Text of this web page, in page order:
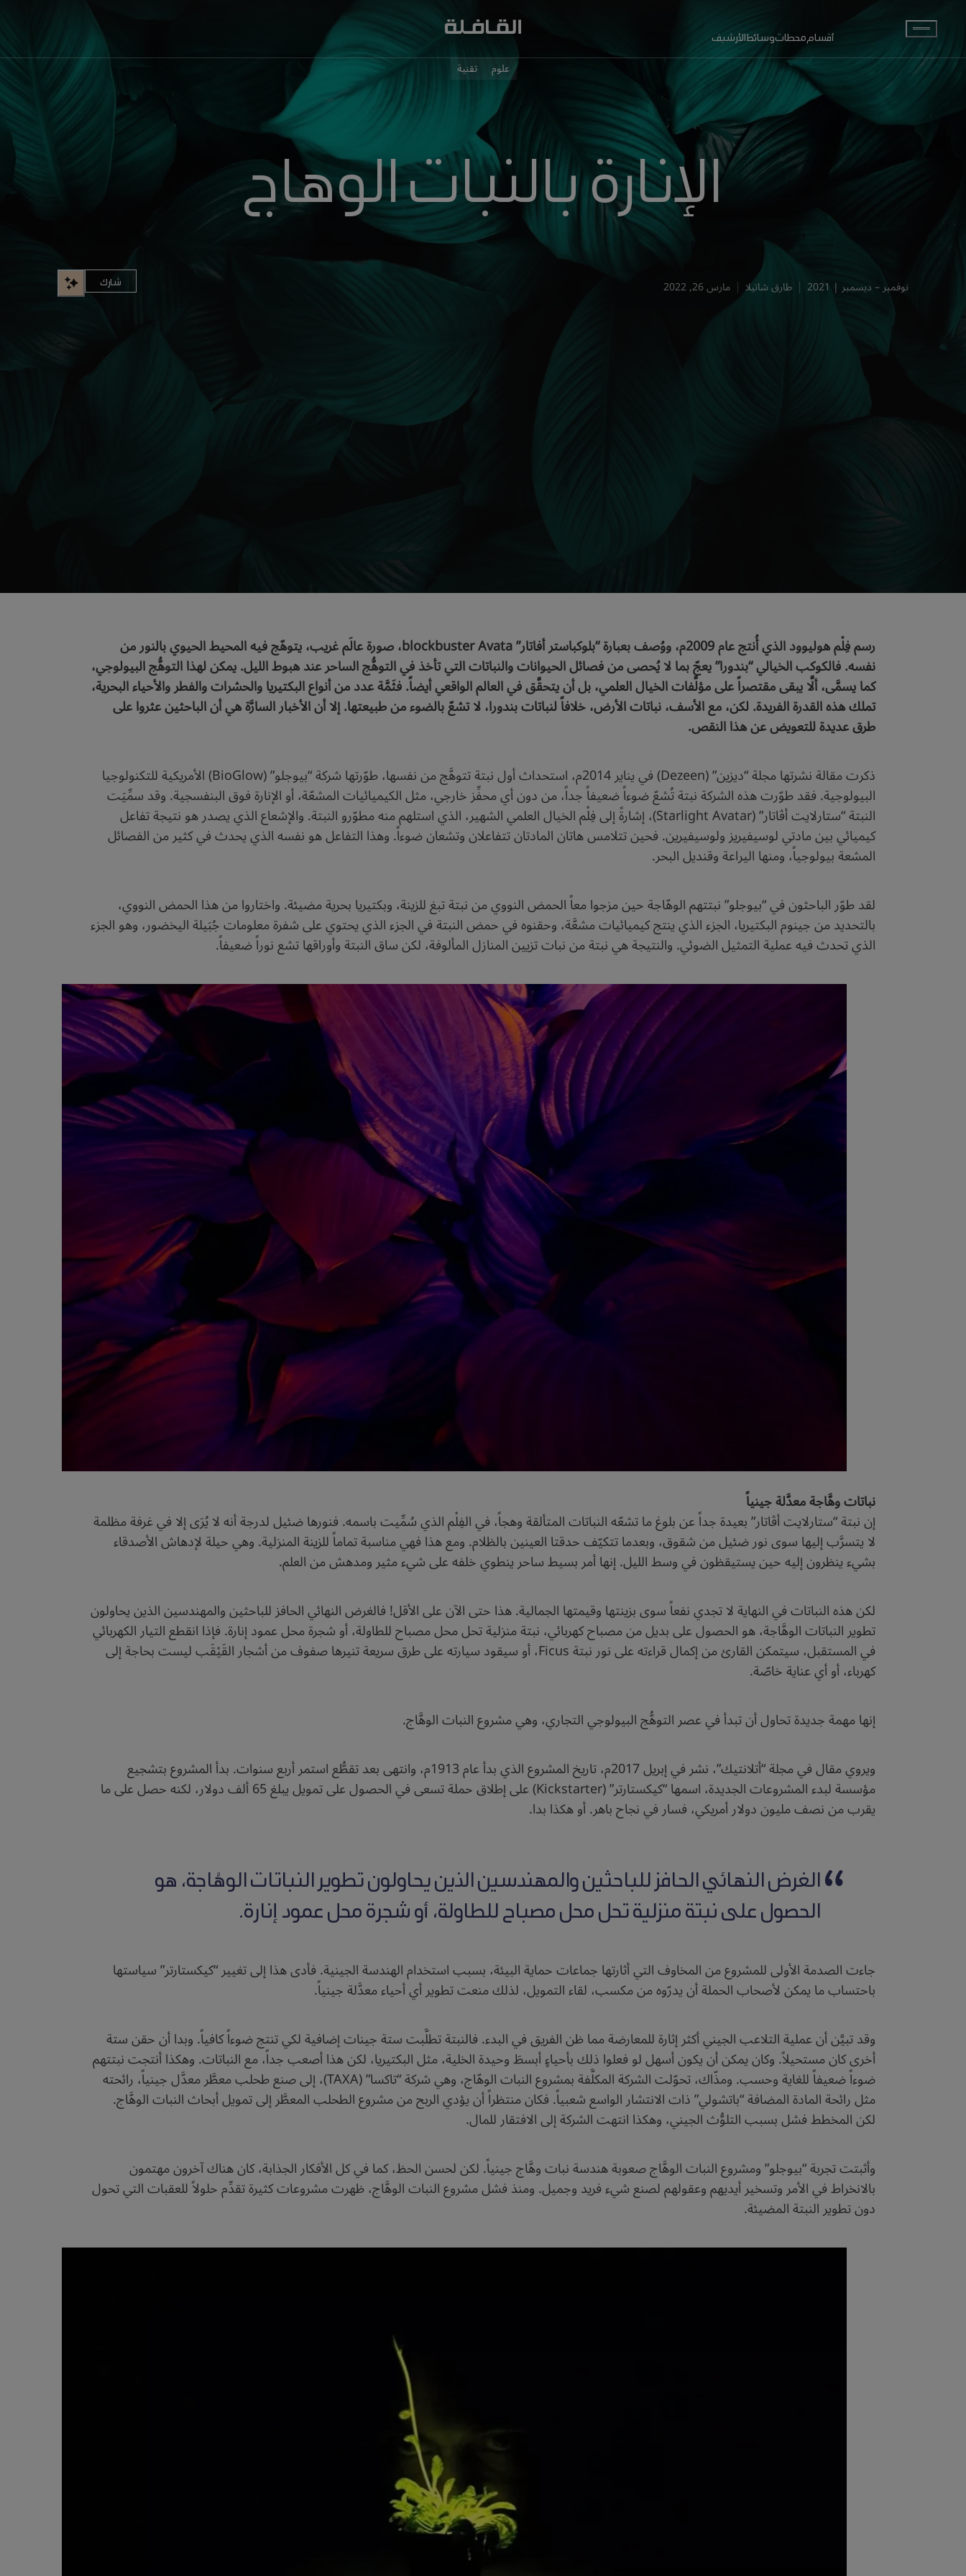
أقسام محطاتوسائطالأرشيف
علوم تقنية
الإنارة بالنبات الوهاج
نوفمبر – ديسمبر | 2021 طارق شاتيلا مارس 26, 2022 شارك
رسم فِلْم هوليوود الذي أُنتج عام 2009م، ووُصف بعبارة “بلوكباستر أفاتار” blockbuster Avata، صورة عالَم غريب، يتوهّج فيه المحيط الحيوي بالنور من
نفسه. فالكوكب الخيالي “بندورا” يعجّ بما لا يُحصى من فصائل الحيوانات والنباتات التي تأخذ في التوهُّج الساحر عند هبوط الليل. يمكن لهذا التوهُّج البيولوجي،
كما يسمَّى، ألَّا يبقى مقتصراً على مؤلَّفات الخيال العلمي، بل أن يتحقَّق في العالم الواقعي أيضاً. فثَمَّة عدد من أنواع البكتيريا والحشرات والفطر والأحياء البحرية،
تملك هذه القدرة الفريدة. لكن، مع الأسف، نباتات الأرض، خلافاً لنباتات بندورا، لا تشعّ بالضوء من طبيعتها. إلا أن الأخبار السارَّة هي أن الباحثين عثروا على
طرق عديدة للتعويض عن هذا النقص.
ذكرت مقالة نشرتها مجلة “ديزين” (Dezeen) في يناير 2014م، استحداث أول نبتة تتوهَّج من نفسها، طوّرتها شركة “بيوجلو” (BioGlow) الأمريكية للتكنولوجيا
البيولوجية. فقد طوّرت هذه الشركة نبتة تُشعّ ضوءاً ضعيفاً جداً، من دون أي محفِّز خارجي، مثل الكيميائيات المشعّة، أو الإنارة فوق البنفسجية. وقد سمِّيَت
النبتة “ستارلايت أڤاتار” (Starlight Avatar)، إشارةً إلى فِلْم الخيال العلمي الشهير، الذي استلهم منه مطوّرو النبتة. والإشعاع الذي يصدر هو نتيجة تفاعل
كيميائي بين مادتي لوسيفيريز ولوسيفيرين. فحين تتلامس هاتان المادتان تتفاعلان وتشعان ضوءاً. وهذا التفاعل هو نفسه الذي يحدث في كثير من الفصائل
المشعة بيولوجياً، ومنها اليراعة وقنديل البحر.
لقد طوّر الباحثون في “بيوجلو” نبتتهم الوهّاجة حين مزجوا معاً الحمض النووي من نبتة تبغ للزينة، وبكتيريا بحرية مضيئة. واختاروا من هذا الحمض النووي،
بالتحديد من جينوم البكتيريا، الجزء الذي ينتج كيميائيات مشعَّة، وحقنوه في حمض النبتة في الجزء الذي يحتوي على شفرة معلومات جُبَيلة اليخضور، وهو الجزء
الذي تحدث فيه عملية التمثيل الضوئي. والنتيجة هي نبتة من نبات تزيين المنازل المألوفة، لكن ساق النبتة وأوراقها تشع نوراً ضعيفاً.
نباتات وهَّاجة معدَّلة جينياً
إن نبتة “ستارلايت أڤاتار” بعيدة جداً عن بلوغ ما تشعّه النباتات المتألقة وهجاً، في الفِلْم الذي سُمِّيت باسمه. فنورها ضئيل لدرجة أنه لا يُرَى إلا في غرفة مظلمة
لا يتسرَّب إليها سوى نور ضئيل من شقوق، وبعدما تتكيّف حدقتا العينين بالظلام. ومع هذا فهي مناسبة تماماً للزينة المنزلية. وهي حيلة لإدهاش الأصدقاء
بشيء ينظرون إليه حين يستيقظون في وسط الليل. إنها أمر بسيط ساحر ينطوي خلفه على شيء مثير ومدهش من العلم.
لكن هذه النباتات في النهاية لا تجدي نفعاً سوى بزينتها وقيمتها الجمالية. هذا حتى الآن على الأقل! فالغرض النهائي الحافز للباحثين والمهندسين الذين يحاولون
تطوير النباتات الوهَّاجة، هو الحصول على بديل من مصباح كهربائي، نبتة منزلية تحل محل مصباح للطاولة، أو شجرة محل عمود إنارة. فإذا انقطع التيار الكهربائي
في المستقبل، سيتمكن القارئ من إكمال قراءته على نور نبتة Ficus، أو سيقود سيارته على طرق سريعة تنيرها صفوف من أشجار القَيْقَب ليست بحاجة إلى
كهرباء، أو أي عناية خاصّة.
إنها مهمة جديدة تحاول أن تبدأ في عصر التوهُّج البيولوجي التجاري، وهي مشروع النبات الوهَّاج.
ويروي مقال في مجلة “أتلانتيك”، نشر في إبريل 2017م، تاريخ المشروع الذي بدأ عام 1913م، وانتهى بعد تقطُّع استمر أربع سنوات. بدأ المشروع بتشجيع
مؤسسة لبدء المشروعات الجديدة، اسمها “كيكستارتر” (Kickstarter) على إطلاق حملة تسعى في الحصول على تمويل يبلغ 65 ألف دولار، لكنه حصل على ما
يقرب من نصف مليون دولار أمريكي، فسار في نجاح باهر. أو هكذا بدا.
الغرض النهائي الحافز للباحثين والمهندسين الذين يحاولون تطوير النباتات الوهَّاجة، هو
الحصول على نبتة منزلية تحل محل مصباح للطاولة، أو شجرة محل عمود إنارة.
جاءت الصدمة الأولى للمشروع من المخاوف التي أثارتها جماعات حماية البيئة، بسبب استخدام الهندسة الجينية. فأدى هذا إلى تغيير “كيكستارتر” سياستها
باحتساب ما يمكن لأصحاب الحملة أن يدرّوه من مكسب، لقاء التمويل، لذلك منعت تطوير أي أحياء معدَّلة جينياً.
وقد تبيَّن أن عملية التلاعب الجيني أكثر إثارة للمعارضة مما ظن الفريق في البدء. فالنبتة تطلَّبت ستة جينات إضافية لكي تنتج ضوءاً كافياً. وبدا أن حقن ستة
أخرى كان مستحيلاً. وكان يمكن أن يكون أسهل لو فعلوا ذلك بأحياءٍ أبسطَ وحيدة الخلية، مثل البكتيريا، لكن هذا أصعب جداً، مع النباتات. وهكذا أنتجت نبتتهم
ضوءاً ضعيفاً للغاية وحسب. ومذّاك، تحوّلت الشركة المكلَّفة بمشروع النبات الوهّاج، وهي شركة “تاكسا” (TAXA)، إلى صنع طحلب معطَّر معدَّل جينياً، رائحته
مثل رائحة المادة المضافة “باتشولي” ذات الانتشار الواسع شعبياً. فكان منتظراً أن يؤدي الربح من مشروع الطحلب المعطَّر إلى تمويل أبحاث النبات الوهَّاج.
لكن المخطط فشل بسبب التلوُّث الجيني، وهكذا انتهت الشركة إلى الافتقار للمال.
وأثبتت تجربة “بيوجلو” ومشروع النبات الوهَّاج صعوبة هندسة نبات وهَّاج جينياً. لكن لحسن الحظ، كما في كل الأفكار الجذابة، كان هناك آخرون مهتمون
بالانخراط في الأمر وتسخير أيديهم وعقولهم لصنع شيء فريد وجميل. ومنذ فشل مشروع النبات الوهَّاج، ظهرت مشروعات كثيرة تقدِّم حلولاً للعقبات التي تحول
دون تطوير النبتة المضيئة.